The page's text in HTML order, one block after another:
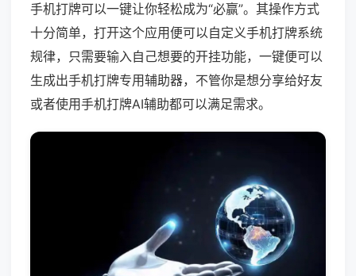
手机打牌可以一键让你轻松成为“必赢”。其操作方式
十分简单，打开这个应用便可以自定义手机打牌系统
规律，只需要输入自己想要的开挂功能，一键便可以
生成出手机打牌专用辅助器，不管你是想分享给好友
或者使用手机打牌AI辅助都可以满足需求。